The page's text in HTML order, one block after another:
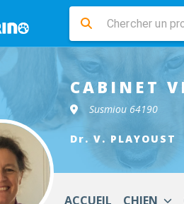
CABINET
Susmiou 64190
Dr. V. PLAYOUST
ACCUEIL CHIEN